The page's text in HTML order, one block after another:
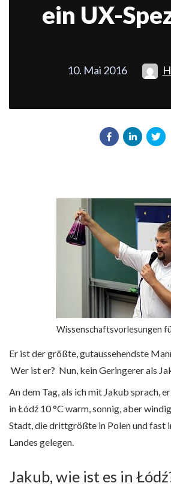
ein UX-
10. Mai 2016
Wissenschaftsvorlesungen
Er ist der größte, gutaussehendste
Wer ist er? Nun, kein Geringerer als
An dem Tag, als ich mit Jakub sprach,
in Łódź 10 °C warm, sonnig, aber
Stadt, die drittgrößte in Polen und fast
Landes gelegen.
Jakub, wie ist es in